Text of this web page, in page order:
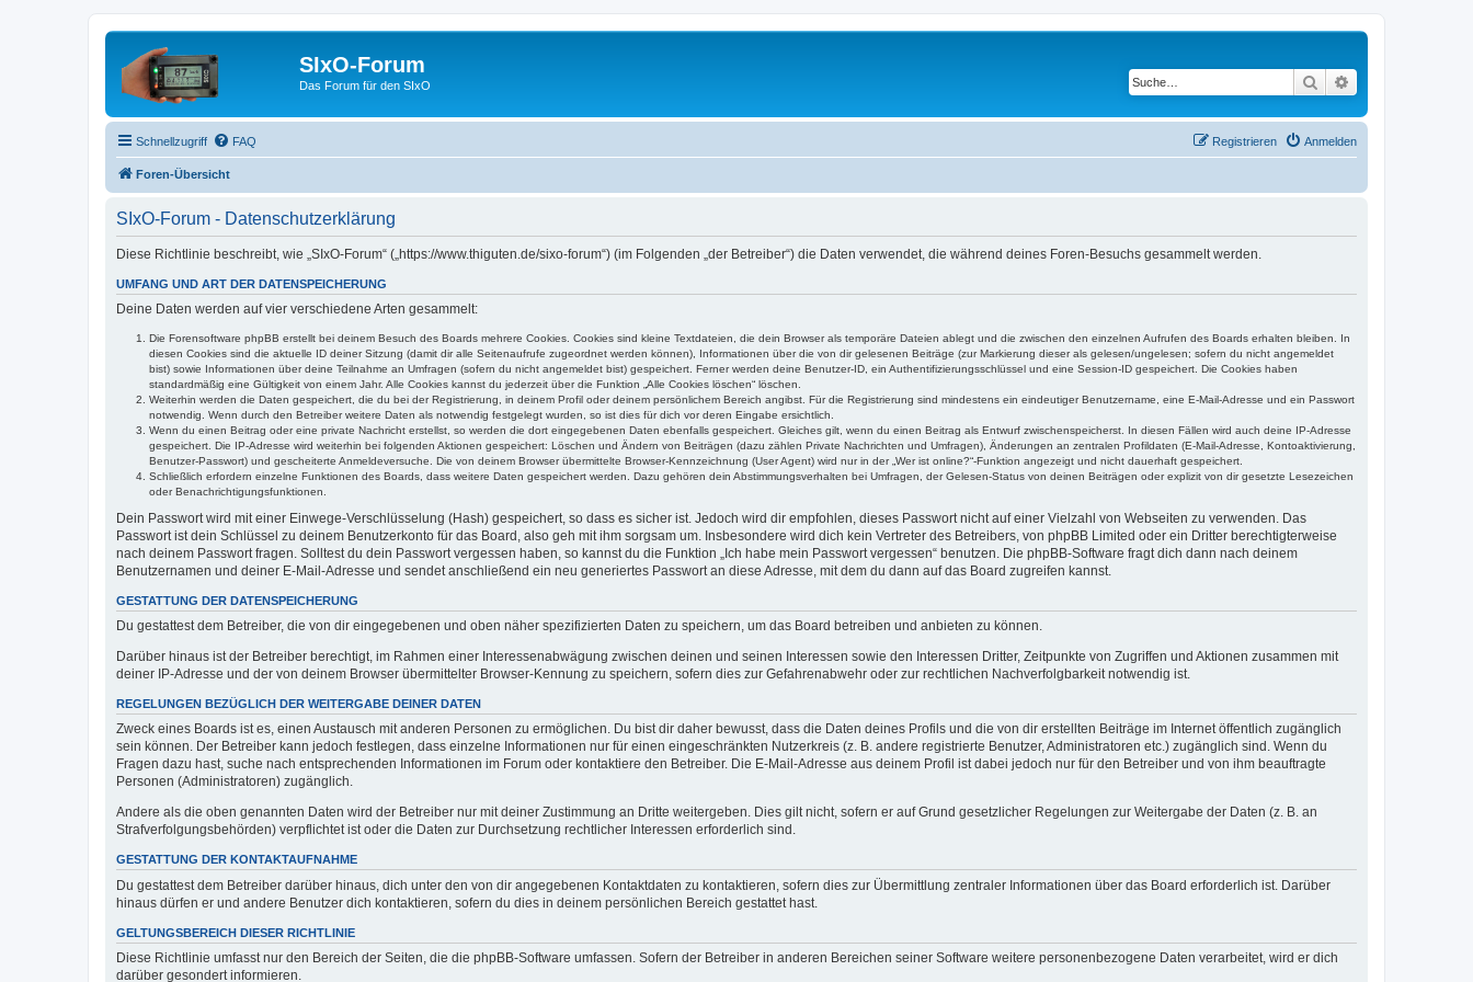
SIxO-Forum
Das Forum für den SIxO Suche
Schnellzugriff FAQ Anmelden
Registrieren
Foren-Übersicht
SIxO-Forum - Datenschutzerklärung
Diese Richtlinie beschreibt, wie „SIxO-Forum“ („https://www.thiguten.de/sixo-forum“) (im Folgenden „der Betreiber“) die Daten verwendet, die während deines Foren-Besuchs gesammelt werden.
UMFANG UND ART DER DATENSPEICHERUNG
Deine Daten werden auf vier verschiedene Arten gesammelt:
Die Forensoftware phpBB erstellt bei deinem Besuch des Boards mehrere Cookies. Cookies sind kleine Textdateien, die dein Browser als temporäre Dateien ablegt und die zwischen den einzelnen Aufrufen des Boards erhalten bleiben. In
diesen Cookies sind die aktuelle ID deiner Sitzung (damit dir alle Seitenaufrufe zugeordnet werden können), Informationen über die von dir gelesenen Beiträge (zur Markierung dieser als gelesen/ungelesen; sofern du nicht angemeldet
bist) sowie Informationen über deine Teilnahme an Umfragen (sofern du nicht angemeldet bist) gespeichert. Ferner werden deine Benutzer-ID, ein Authentifizierungsschlüssel und eine Session-ID gespeichert. Die Cookies haben
standardmäßig eine Gültigkeit von einem Jahr. Alle Cookies kannst du jederzeit über die Funktion „Alle Cookies löschen“ löschen.
Weiterhin werden die Daten gespeichert, die du bei der Registrierung, in deinem Profil oder deinem persönlichem Bereich angibst. Für die Registrierung sind mindestens ein eindeutiger Benutzername, eine E-Mail-Adresse und ein Passwort
notwendig. Wenn durch den Betreiber weitere Daten als notwendig festgelegt wurden, so ist dies für dich vor deren Eingabe ersichtlich.
Wenn du einen Beitrag oder eine private Nachricht erstellst, so werden die dort eingegebenen Daten ebenfalls gespeichert. Gleiches gilt, wenn du einen Beitrag als Entwurf zwischenspeicherst. In diesen Fällen wird auch deine IP-Adresse
gespeichert. Die IP-Adresse wird weiterhin bei folgenden Aktionen gespeichert: Löschen und Ändern von Beiträgen (dazu zählen Private Nachrichten und Umfragen), Änderungen an zentralen Profildaten (E-Mail-Adresse, Kontoaktivierung,
Benutzer-Passwort) und gescheiterte Anmeldeversuche. Die von deinem Browser übermittelte Browser-Kennzeichnung (User Agent) wird nur in der „Wer ist online?“-Funktion angezeigt und nicht dauerhaft gespeichert.
Schließlich erfordern einzelne Funktionen des Boards, dass weitere Daten gespeichert werden. Dazu gehören dein Abstimmungsverhalten bei Umfragen, der Gelesen-Status von deinen Beiträgen oder explizit von dir gesetzte Lesezeichen
oder Benachrichtigungsfunktionen.
Dein Passwort wird mit einer Einwege-Verschlüsselung (Hash) gespeichert, so dass es sicher ist. Jedoch wird dir empfohlen, dieses Passwort nicht auf einer Vielzahl von Webseiten zu verwenden. Das
Passwort ist dein Schlüssel zu deinem Benutzerkonto für das Board, also geh mit ihm sorgsam um. Insbesondere wird dich kein Vertreter des Betreibers, von phpBB Limited oder ein Dritter berechtigterweise
nach deinem Passwort fragen. Solltest du dein Passwort vergessen haben, so kannst du die Funktion „Ich habe mein Passwort vergessen“ benutzen. Die phpBB-Software fragt dich dann nach deinem
Benutzernamen und deiner E-Mail-Adresse und sendet anschließend ein neu generiertes Passwort an diese Adresse, mit dem du dann auf das Board zugreifen kannst.
GESTATTUNG DER DATENSPEICHERUNG
Du gestattest dem Betreiber, die von dir eingegebenen und oben näher spezifizierten Daten zu speichern, um das Board betreiben und anbieten zu können.
Darüber hinaus ist der Betreiber berechtigt, im Rahmen einer Interessenabwägung zwischen deinen und seinen Interessen sowie den Interessen Dritter, Zeitpunkte von Zugriffen und Aktionen zusammen mit
deiner IP-Adresse und der von deinem Browser übermittelter Browser-Kennung zu speichern, sofern dies zur Gefahrenabwehr oder zur rechtlichen Nachverfolgbarkeit notwendig ist.
REGELUNGEN BEZÜGLICH DER WEITERGABE DEINER DATEN
Zweck eines Boards ist es, einen Austausch mit anderen Personen zu ermöglichen. Du bist dir daher bewusst, dass die Daten deines Profils und die von dir erstellten Beiträge im Internet öffentlich zugänglich
sein können. Der Betreiber kann jedoch festlegen, dass einzelne Informationen nur für einen eingeschränkten Nutzerkreis (z. B. andere registrierte Benutzer, Administratoren etc.) zugänglich sind. Wenn du
Fragen dazu hast, suche nach entsprechenden Informationen im Forum oder kontaktiere den Betreiber. Die E-Mail-Adresse aus deinem Profil ist dabei jedoch nur für den Betreiber und von ihm beauftragte
Personen (Administratoren) zugänglich.
Andere als die oben genannten Daten wird der Betreiber nur mit deiner Zustimmung an Dritte weitergeben. Dies gilt nicht, sofern er auf Grund gesetzlicher Regelungen zur Weitergabe der Daten (z. B. an
Strafverfolgungsbehörden) verpflichtet ist oder die Daten zur Durchsetzung rechtlicher Interessen erforderlich sind.
GESTATTUNG DER KONTAKTAUFNAHME
Du gestattest dem Betreiber darüber hinaus, dich unter den von dir angegebenen Kontaktdaten zu kontaktieren, sofern dies zur Übermittlung zentraler Informationen über das Board erforderlich ist. Darüber
hinaus dürfen er und andere Benutzer dich kontaktieren, sofern du dies in deinem persönlichen Bereich gestattet hast.
GELTUNGSBEREICH DIESER RICHTLINIE
Diese Richtlinie umfasst nur den Bereich der Seiten, die die phpBB-Software umfassen. Sofern der Betreiber in anderen Bereichen seiner Software weitere personenbezogene Daten verarbeitet, wird er dich
darüber gesondert informieren.